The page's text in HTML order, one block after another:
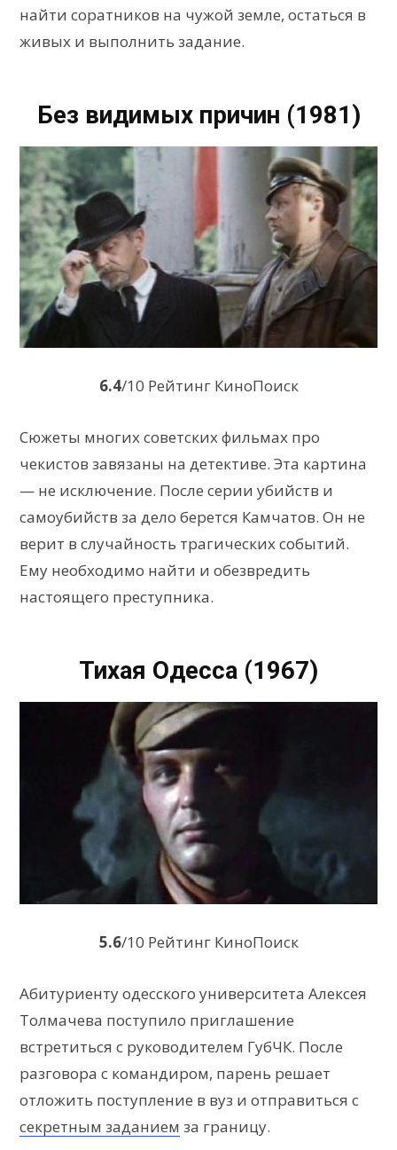
найти соратников на чужой земле, остаться в
живых и выполнить задание.
Без видимых причин (1981)
6.4/10 Рейтинг КиноПоиск
Сюжеты многих советских фильмах про
чекистов завязаны на детективе. Эта картина
— не исключение. После серии убийств и
самоубийств за дело берется Камчатов. Он не
верит в случайность трагических событий.
Ему необходимо найти и обезвредить
настоящего преступника.
Тихая Одесса (1967)
5.6/10 Рейтинг КиноПоиск
Абитуриенту одесского университета Алексея
Толмачева поступило приглашение
встретиться с руководителем ГубЧК. После
разговора с командиром, парень решает
отложить поступление в вуз и отправиться с
секретным заданием за границу.